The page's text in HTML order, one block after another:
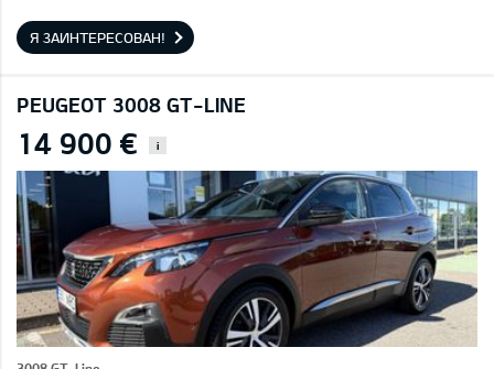
Я ЗАИНТЕРЕСОВАН!
PEUGEOT 3008 GT-LINE
14 900 € i